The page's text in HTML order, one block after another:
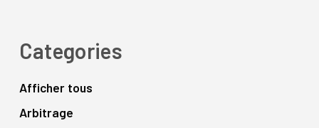
Categories
Afficher tous
Arbitrage